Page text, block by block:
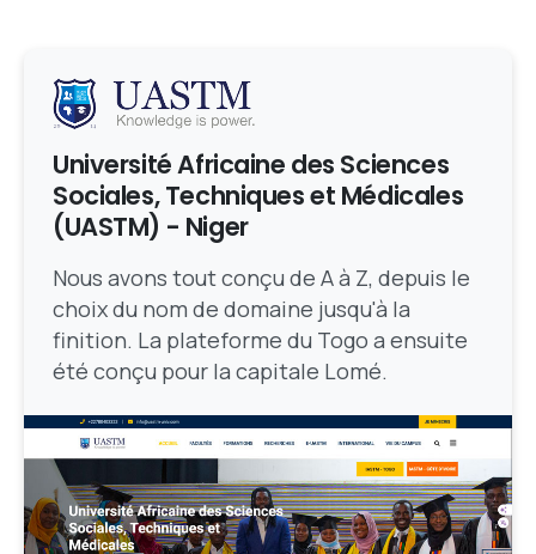
Université Africaine des Sciences
Sociales, Techniques et Médicales
(UASTM) - Niger
Nous avons tout conçu de A à Z, depuis le
choix du nom de domaine jusqu'à la
finition. La plateforme du Togo a ensuite
été conçu pour la capitale Lomé.